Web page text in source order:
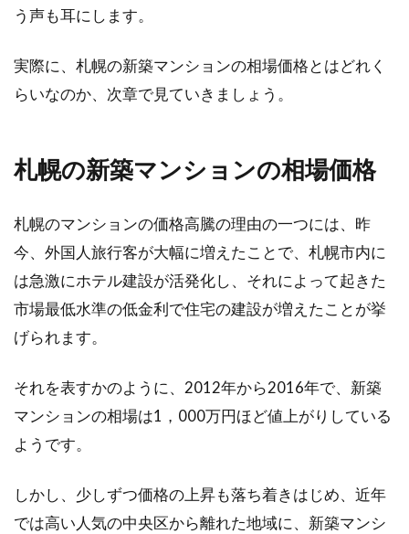
音！冬は寒いって本当？！
マンションの口コミの注意点！大阪
にしぼって検索してみた
マンション購入は人生の一大事です。たくさん
新築の引き渡し前は重要！チェック
夢の新築マイホームを購入すると、引き渡しの
前に内覧会が行われることが多いでしょう。そ
う声も耳にします。
実際に、札幌の新築マンションの相場価格とはどれく
らいなのか、次章で見ていきましょう。
札幌の新築マンションの相場価格
札幌のマンションの価格高騰の理由の一つには、昨
今、外国人旅行客が大幅に増えたことで、札幌市内に
は急激にホテル建設が活発化し、それによって起きた
市場最低水準の低金利で住宅の建設が増えたことが挙
げられます。
それを表すかのように、2012年から2016年で、新築
マンションの相場は1，000万円ほど値上がりしている
ようです。
しかし、少しずつ価格の上昇も落ち着きはじめ、近年
では高い人気の中央区から離れた地域に、新築マンシ